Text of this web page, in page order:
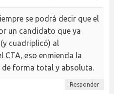
se podrá decir que el
un candidato que ya
cuadriplicó) al
CTA, eso enmienda la
de forma total y absoluta.
Responder